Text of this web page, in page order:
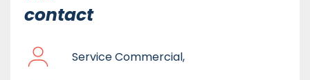
contact
Service Commercial,